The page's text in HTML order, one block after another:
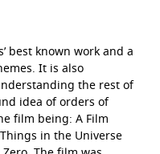
best known work and a
It is also
the rest of
idea of orders of
film being: A Film
in the Universe